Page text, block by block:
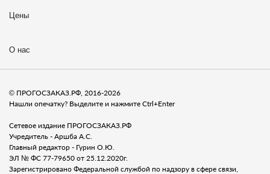
Цены
О нас
© ПРОГОСЗАКАЗ.РФ, 2016-2026
Нашли опечатку? Выделите и нажмите Ctrl+Enter
Сетевое издание ПРОГОСЗАКАЗ.РФ
Учредитель - Аршба А.С.
Главный редактор - Гурин О.Ю.
ЭЛ № ФС 77-79650 от 25.12.2020г.
Зарегистрировано Федеральной службой по надзору в сфере связи,